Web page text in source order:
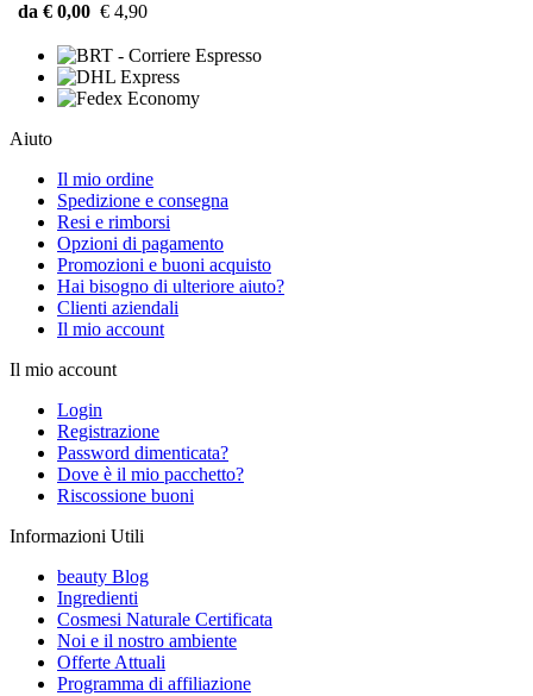
da € 0,00 € 4,90
Aiuto
Il mio ordine
Spedizione e consegna
Resi e rimborsi
Opzioni di pagamento
Promozioni e buoni acquisto
Hai bisogno di ulteriore aiuto?
Clienti aziendali
Il mio account
Il mio account
Login
Registrazione
Password dimenticata?
Dove è il mio pacchetto?
Riscossione buoni
Informazioni Utili
beauty Blog
Ingredienti
Cosmesi Naturale Certificata
Noi e il nostro ambiente
Offerte Attuali
Programma di affiliazione